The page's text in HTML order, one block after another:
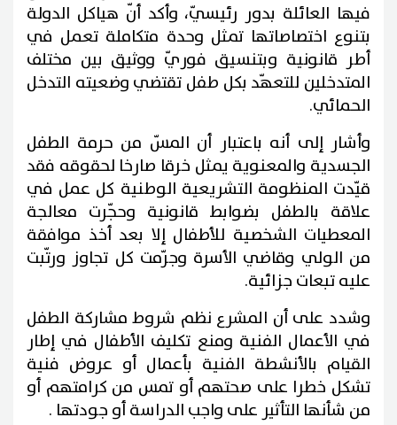
فيها العائلة بدور رئيسيّ، وأكد أنّ هياكل الدولة
بتنوع اختصاصاتها تمثل وحدة متكاملة تعمل في
أطر قانونية وبتنسيق فوريّ ووثيق بين مختلف
المتدخلين للتعهّد بكل طفل تقتضي وضعيته التدخل
الحمائي.
وأشار إلى أنه باعتبار أن المسّ من حرمة الطفل
الجسدية والمعنوية يمثل خرقا صارخا لحقوقه فقد
قيّدت المنظومة التشريعية الوطنية كل عمل في
علاقة بالطفل بضوابط قانونية وحجّرت معالجة
المعطيات الشخصية للأطفال إلا بعد أخذ موافقة
من الولي وقاضي الأسرة وجرّمت كل تجاوز ورتّبت
عليه تبعات جزائية.
وشدد على أن المشرع نظم شروط مشاركة الطفل
في الأعمال الفنية ومنع تكليف الأطفال في إطار
القيام بالأنشطة الفنية بأعمال أو عروض فنية
تشكل خطرا على صحتهم أو تمس من كرامتهم أو
من شأنها التأثير على واجب الدراسة أو جودتها .